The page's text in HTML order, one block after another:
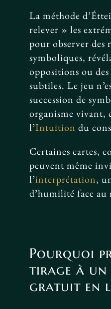
La méthode
relever » les
pour observer des
symboliques,
oppositions ou des
subtiles. Le jeu
succession de
organisme vivant,
l’Intuition du
Certaines cartes,
peuvent même
l’interprétation,
d’humilité face au
Pourquoi
tirage à
gratuit en